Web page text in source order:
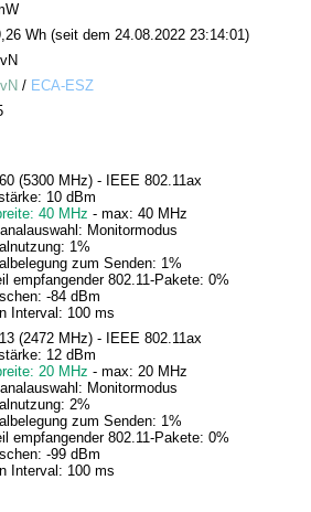
Wh (seit dem 24.08.2022 23:14:01)
/ ECA-ESZ
(5300 MHz) - IEEE 802.11ax
10 dBm
40 MHz - max: 40 MHz
Monitormodus
1%
zum Senden: 1%
empfangender 802.11-Pakete: 0%
-84 dBm
Interval: 100 ms
(2472 MHz) - IEEE 802.11ax
12 dBm
20 MHz - max: 20 MHz
Monitormodus
2%
zum Senden: 1%
empfangender 802.11-Pakete: 0%
-99 dBm
Interval: 100 ms